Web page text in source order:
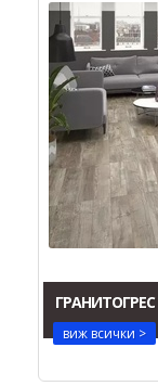
ГРАНИТОГРЕС
виж всички >